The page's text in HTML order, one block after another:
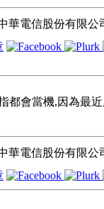
華電信股份有限公
都會當機,因為最
華電信股份有限公